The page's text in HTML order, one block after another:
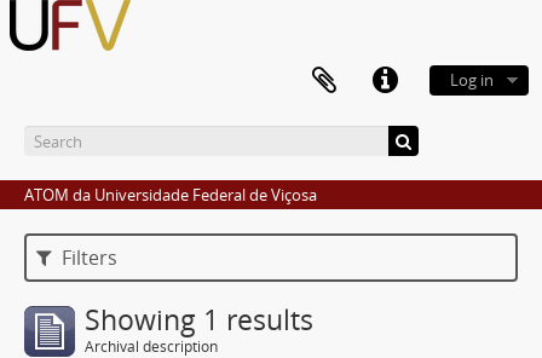
Log in
ATOM da Universidade Federal de Viçosa
Filters
Showing 1 results
Archival description